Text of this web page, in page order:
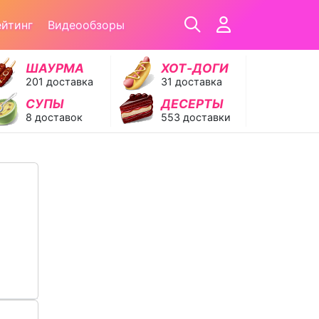
Видеообзоры
ШАУРМА
201 доставка
ХОТ‑ДОГИ
31 доставка
СУПЫ
8 доставок
ДЕСЕРТЫ
553 доставки